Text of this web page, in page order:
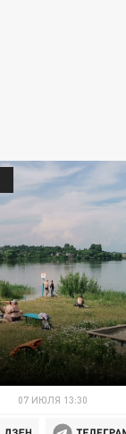
07 ИЮЛЯ 13:30